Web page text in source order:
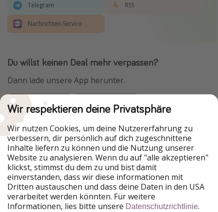
Telegram RSS
Nachrichten-Service
Du willst keinen Deal mehr verpassen?
Dann lade unsere App herunter.
Urlaubspiraten ist Teil der HolidayPirates Group
Unsere Märkte
PiratinViaggio
HolidayPirates
VakantiePiraten
WakacyjniPiraci
VoyagesPirates
Ferienpiraten
Urlaubspiraten
ViajerosPiratas
TravelPirates
Wir respektieren deine Privatsphäre
Wir nutzen Cookies, um deine Nutzererfahrung zu
verbessern, dir persönlich auf dich zugeschnittene
Inhalte liefern zu können und die Nutzung unserer
Website zu analysieren. Wenn du auf "alle akzeptieren"
klickst, stimmst du dem zu und bist damit
einverstanden, dass wir diese informationen mit
Dritten austauschen und dass deine Daten in den USA
verarbeitet werden könnten. Für weitere
Informationen, lies bitte unsere Datenschutzrichtlinie.